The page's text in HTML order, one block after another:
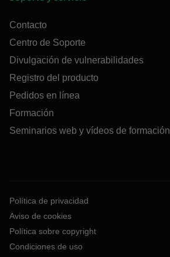
Contacto
Centro de Soporte
Divulgación de vulnerabilidades
Registro del producto
Pedidos en línea
Formación
Seminarios web y vídeos de formación
Política de privacidad
Aviso de cookies
Política sobre copyright
Condiciones de uso